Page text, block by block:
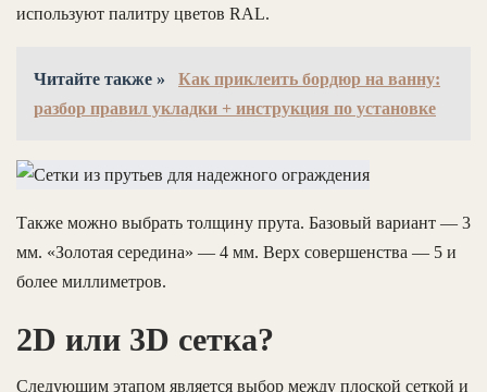
используют палитру цветов RAL.
Читайте также »
Как приклеить бордюр на ванну:
разбор правил укладки + инструкция по установке
Также можно выбрать толщину прута. Базовый вариант — 3
мм. «Золотая середина» — 4 мм. Верх совершенства — 5 и
более миллиметров.
2D или 3D сетка?
Следующим этапом является выбор между плоской сеткой и